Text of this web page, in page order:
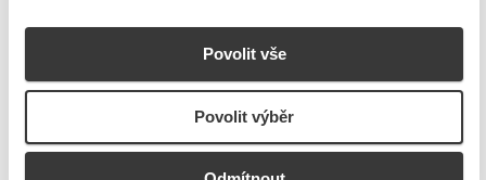
Povolit vše
Povolit výběr
Podpora protokolu pro
Ne
Podpora protokolu pro
Ne
SERCOS